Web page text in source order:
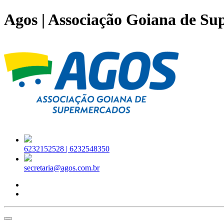
Agos | Associação Goiana de
6232152528 | 6232548350
secretaria@agos.com.br